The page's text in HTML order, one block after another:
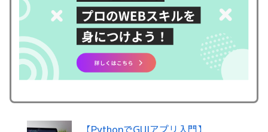
【PythonでGUIアプリ入門】